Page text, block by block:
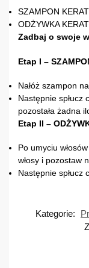
SZAMPON
ODŻYWKA
Zadbaj o swoje
Etap I –
Nałóż szampon
Następnie spłucz
pozostała żadna
Etap II –
Po umyciu
włosy i pozostaw
Następnie spłucz
Kategorie: